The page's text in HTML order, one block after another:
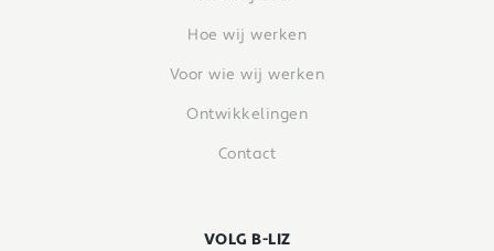
Hoe wij werken
Voor wie wij werken
Ontwikkelingen
Contact
VOLG B-LIZ